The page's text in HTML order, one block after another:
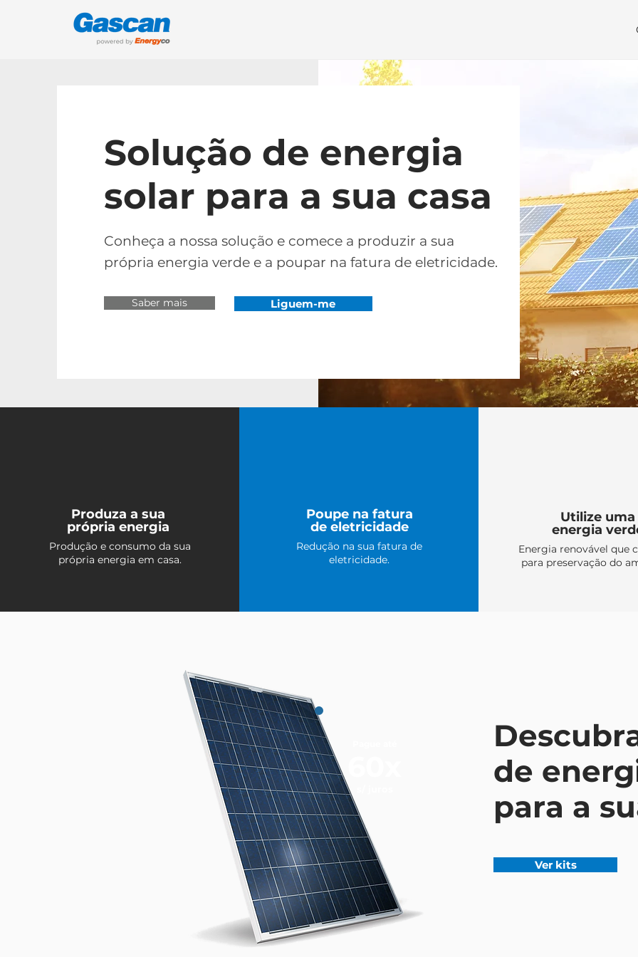
Solução de energia
solar para a sua casa
Conheça a nossa solução e comece a produzir a sua
própria energia verde e a poupar na fatura de eletricidade.
Saber mais Liguem-me
Produza a sua
própria energia
Produção e consumo da sua
própria energia em casa.
Poupe na fatura
de eletricidade
Redução na sua fatura de
eletricidade.
Utilize uma
energia
Energia renovável que
para preservação do
de
para a
Ver kits